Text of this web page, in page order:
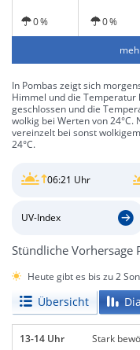
0 % 0 %
In Pombas zeigt sich
Himmel und die Temperatur
geschlossen und die
wolkig bei Werten von
vereinzelt bei sonst
24°C.
06:21 Uhr
UV-Index
Stündliche Vorhersage
Heute gibt es bis zu 2
Übersicht
13-14 Uhr Stark